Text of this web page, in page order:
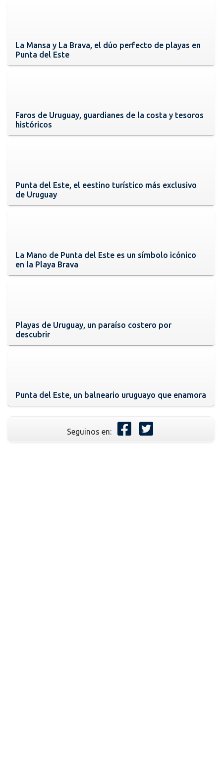
La Mansa y La Brava, el dúo perfecto de playas en
Punta del Este
Faros de Uruguay, guardianes de la costa y tesoros
históricos
Punta del Este, el eestino turístico más exclusivo
de Uruguay
La Mano de Punta del Este es un símbolo icónico
en la Playa Brava
Playas de Uruguay, un paraíso costero por
descubrir
Punta del Este, un balneario uruguayo que enamora
Seguinos en: